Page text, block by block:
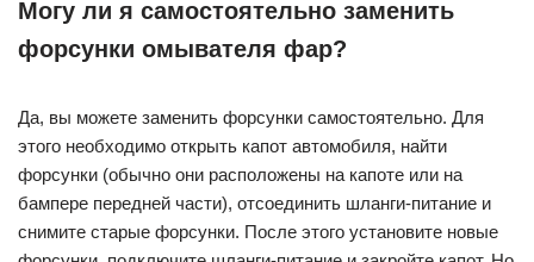
Могу ли я самостоятельно заменить
форсунки омывателя фар?
Да, вы можете заменить форсунки самостоятельно. Для
этого необходимо открыть капот автомобиля, найти
форсунки (обычно они расположены на капоте или на
бампере передней части), отсоединить шланги-питание и
снимите старые форсунки. После этого установите новые